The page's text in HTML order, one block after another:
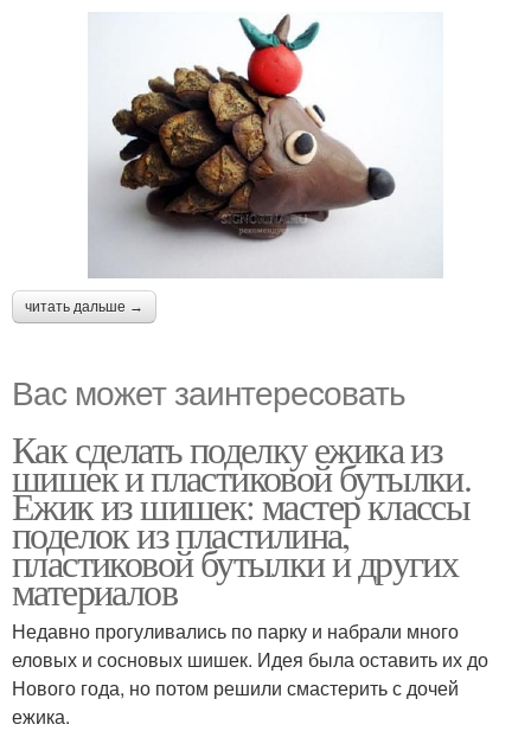
читать дальше →
Вас может заинтересовать
Как сделать поделку ежика из
шишек и пластиковой бутылки.
Ежик из шишек: мастер классы
поделок из пластилина,
пластиковой бутылки и других
материалов
Недавно прогуливались по парку и набрали много
еловых и сосновых шишек. Идея была оставить их до
Нового года, но потом решили смастерить с дочей
ежика.